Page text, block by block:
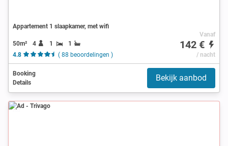
Appartement 1 slaapkamer, met wifi
50m² 4 1
1
4.8
( 88 beoordelingen )
Vanaf
142 €
/ nacht
Booking
Details
Bekijk aanbod
Ad